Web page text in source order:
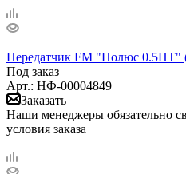
Передатчик FM "Полюс 0.5ПТ"
Под заказ
Арт.: НФ-00004849
Заказать
Наши менеджеры обязательно
условия заказа